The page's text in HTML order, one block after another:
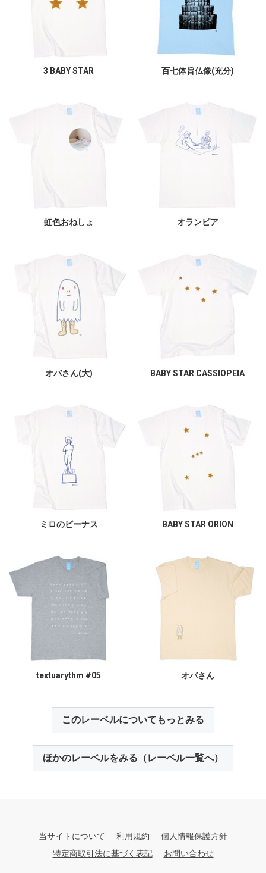
3 BABY STAR 百七体旨仏像(充分)
虹色おねしょ オランピア
オバさん(大) BABY STAR CASSIOPEIA
ミロのビーナス BABY STAR ORION
textuarythm #05 オバさん
このレーベルについてもっとみる
ほかのレーベルをみる（レーベル一覧へ）
当サイトについて 利用規約
個人情報保護方針
特定商取引法に基づく表記
お問い合わせ